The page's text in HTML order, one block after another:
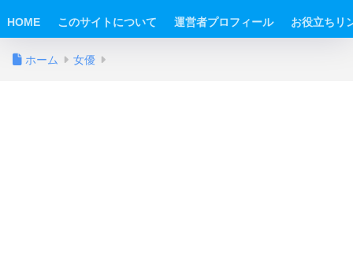
HOME このサイトについて 運営者プロフィール お役立ちリ
ホーム 女優